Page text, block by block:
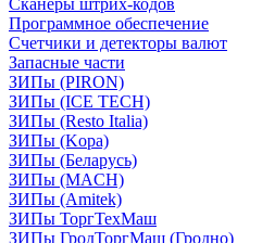
Сканеры штрих-кодов
Программное обеспечение
Счетчики и детекторы валют
Запасные части
ЗИПы (PIRON)
ЗИПы (ICE TECH)
ЗИПы (Resto Italia)
ЗИПы (Kopa)
ЗИПы (Беларусь)
ЗИПы (MACH)
ЗИПы (Amitek)
ЗИПы ТоргТехМаш
ЗИПы ГродТоргМаш (Гродно)